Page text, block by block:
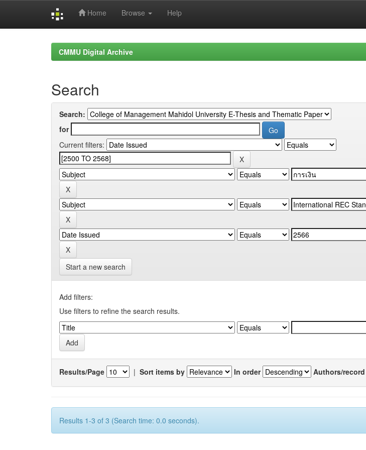
Home Browse Help
CMMU Digital Archive
Search
Search:
for
Current filters:
Start a new search
Add filters:
Use filters to refine the search results.
Results/Page | Sort items by In order Authors/record
Results 1-3 of 3 (Search time: 0.0 seconds).